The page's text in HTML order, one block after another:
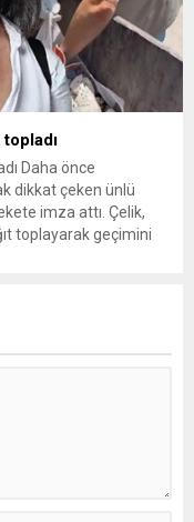
Daha önce
dikkat çeken ünlü
imza attı. Çelik,
toplayarak geçimini